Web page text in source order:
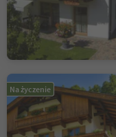
Na życzenie